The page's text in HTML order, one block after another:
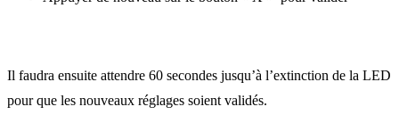
Il faudra ensuite attendre 60 secondes jusqu’à l’extinction de la LED
pour que les nouveaux réglages soient validés.